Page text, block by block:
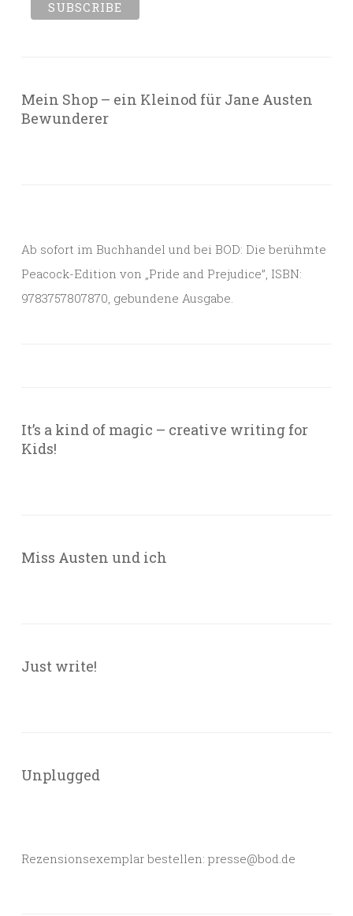
Mein Shop – ein Kleinod für Jane Austen
Bewunderer
Ab sofort im Buchhandel und bei BOD: Die berühmte
Peacock-Edition von „Pride and Prejudice”, ISBN:
9783757807870, gebundene Ausgabe.
It’s a kind of magic – creative writing for
Kids!
Miss Austen und ich
Just write!
Unplugged
Rezensionsexemplar bestellen: presse@bod.de